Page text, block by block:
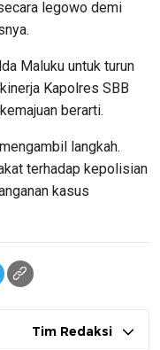
legowo demi
Maluku untuk turun
Kapolres SBB
berarti.
langkah.
terhadap kepolisian
kasus
Tim Redaksi